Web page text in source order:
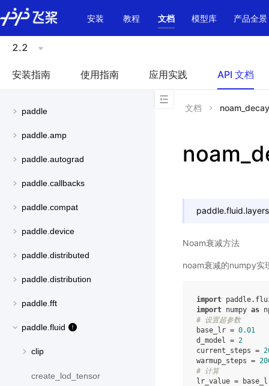
\u200E
安装
教程 文档 模型库 产品全景
2.2
安装指南 使用指南 应用实践 API 文档
paddle
paddle.amp
paddle.autograd
paddle.callbacks
paddle.compat
paddle.device
paddle.distributed
paddle.distribution
paddle.fft
paddle.fluid
clip
create_lod_tensor
文档 noam_decay
Noam衰减方法
noam衰减的numpy实
import
import numpy as
# 设置超参数
base_lr = 0.01
d_model = 2
current_steps =
warmup_steps =
# 计算
lr_value =